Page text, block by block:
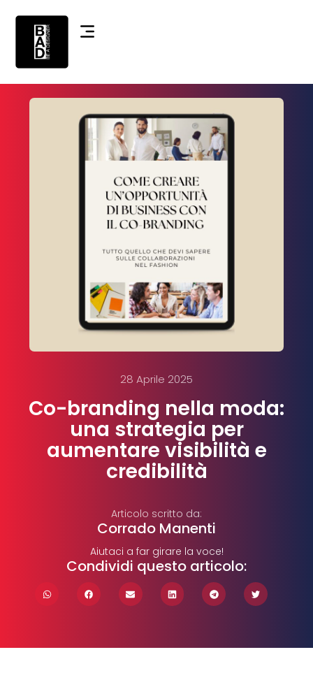
28 Aprile 2025
Co-branding nella moda:
una strategia per
aumentare visibilità e
credibilità
Articolo scritto da:
Corrado Manenti
Aiutaci a far girare la voce!
Condividi questo articolo: